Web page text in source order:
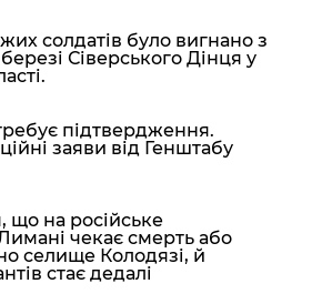
солдатів було вигнано з
Сіверського Дінця у
підтвердження.
заяви від Генштабу
що на російське
чекає смерть або
селище Колодязі, й
стає дедалі